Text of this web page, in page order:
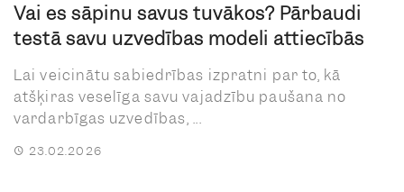
Vai es sāpinu savus tuvākos? Pārbaudi
testā savu uzvedības modeli attiecībās
Lai veicinātu sabiedrības izpratni par to, kā
atšķiras veselīga savu vajadzību paušana no
vardarbīgas uzvedības, ...
23.02.2026